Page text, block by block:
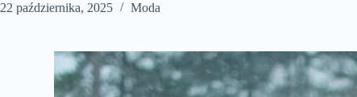
22 października, 2025 Moda